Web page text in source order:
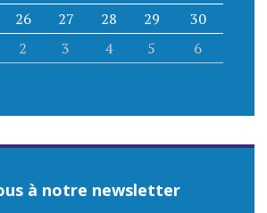
26 27 28 29
30
2 3 4 5 6
à notre newsletter